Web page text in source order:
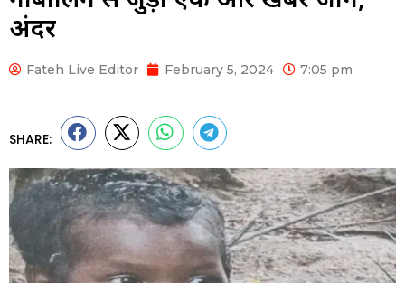
अंदर
Fateh Live Editor February 5, 2024 7:05 pm
SHARE: